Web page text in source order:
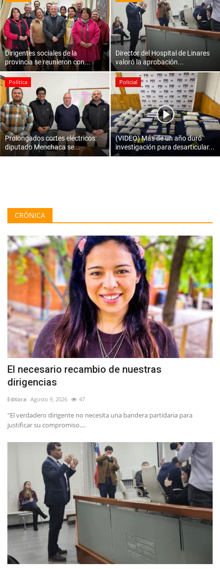
Dirigentes sociales de la
provincia se reunieron con...
Director del Hospital de Linares
valoró la aprobación...
Política
Prolongados cortes eléctricos:
diputado Menchaca se...
Policial
(VIDEO) Más de un año duró
investigación para desarticular...
CRÓNICA
El necesario recambio de nuestras
dirigencias
Editora Agosto 9, 2026 47
"El verdadero dirigente no necesita una bandera partidaria para
justificar su compromiso....